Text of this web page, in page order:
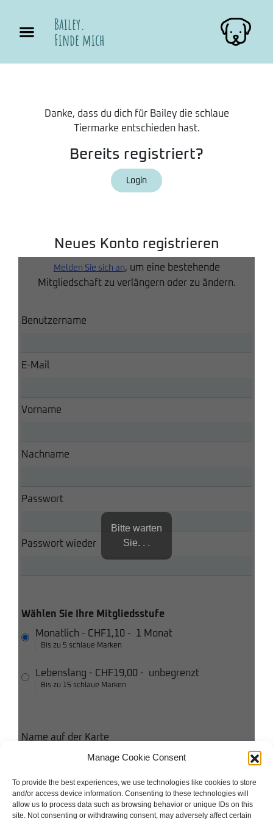
Manage Cookie Consent
To provide the best experiences, we use technologies like cookies to store
and/or access device information. Consenting to these technologies will
allow us to process data such as browsing behavior or unique IDs on this
site. Not consenting or withdrawing consent, may adversely affect certain
Bailey.
Finde mich
Danke, dass du dich für Bailey die schlaue
Tiermarke entschieden hast.
Bereits registriert?
Login
Neues Konto registrieren
Melden Sie sich an, um eine bestehende
Mitgliedschaft zu verlängern oder zu ändern.
Benutzername
E-Mail
Vorname
Nachname
Passwort
Passwort wieder
Wählen Sie Ihre Mitgliedsstufe
Monatlich - CHF1,10 - 1 Monat
Bis zu 5 schlaue Marken
Lebenslang - CHF19,00 - unbegrenzt
Bis zu 15 schlaue Marken
Name auf der Karte
Kreditkarte
Ich stimme den Bedingungen und Konditionen zu
Bitte warten
Sie. . .